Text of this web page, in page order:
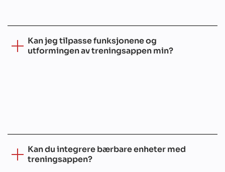
Kan jeg tilpasse funksjonene og
utformingen av treningsappen min?
Kan du integrere bærbare enheter med
treningsappen?